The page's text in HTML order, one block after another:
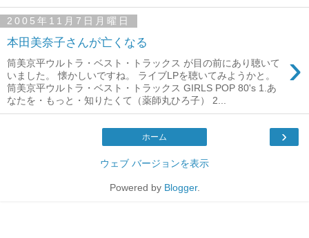
2005年11月7日月曜日
本田美奈子さんが亡くなる
›
筒美京平ウルトラ・ベスト・トラックス が目の前にあり聴いて
いました。 懐かしいですね。 ライブLPを聴いてみようかと。
筒美京平ウルトラ・ベスト・トラックス GIRLS POP 80's 1.あ
なたを・もっと・知りたくて（薬師丸ひろ子） 2...
›
ホーム
ウェブ バージョンを表示
Powered by Blogger.